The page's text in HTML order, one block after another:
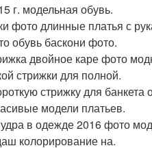
г. модельная обувь.
фото длинные платья с
обувь баскони фото.
двойное каре фото
стрижки для полной.
стрижку для банкета
модели платьев.
в одежде 2016 фото
колорирование на.